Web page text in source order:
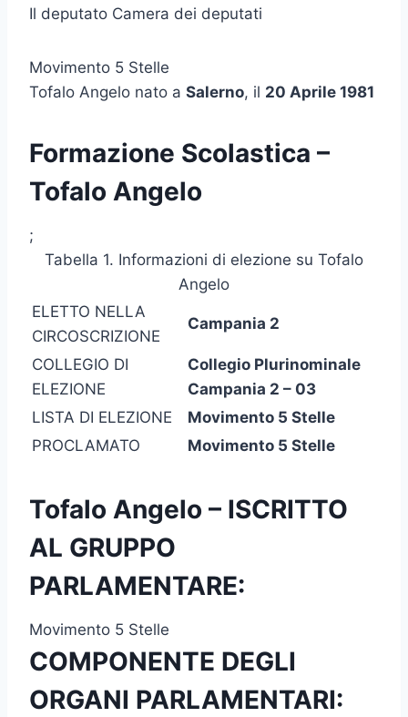
Il deputato Camera dei deputati
Movimento 5 Stelle
Tofalo Angelo nato a Salerno, il 20 Aprile 1981
Formazione Scolastica –
Tofalo Angelo
;
Tabella 1. Informazioni di elezione su Tofalo
Angelo
ELETTO NELLA
CIRCOSCRIZIONE
Campania 2
COLLEGIO DI
ELEZIONE
Collegio Plurinominale
Campania 2 – 03
LISTA DI ELEZIONE
Movimento 5 Stelle
PROCLAMATO
Movimento 5 Stelle
Tofalo Angelo – ISCRITTO
AL GRUPPO
PARLAMENTARE:
Movimento 5 Stelle
COMPONENTE DEGLI
ORGANI PARLAMENTARI: